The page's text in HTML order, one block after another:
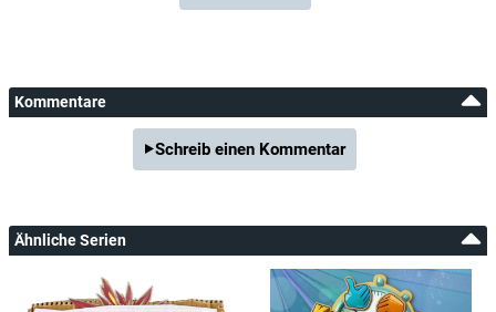
Kommentare
Schreib einen Kommentar
Ähnliche Serien